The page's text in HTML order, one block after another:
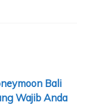
Bali
Wajib Anda